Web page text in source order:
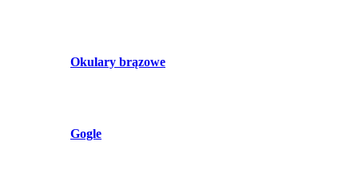
Okulary brązowe
Gogle